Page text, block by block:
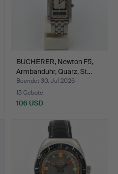
BUCHERER, Newton F5,
Armbanduhr, Quarz, St…
Beendet 30. Jul 2026
15 Gebote
106 USD